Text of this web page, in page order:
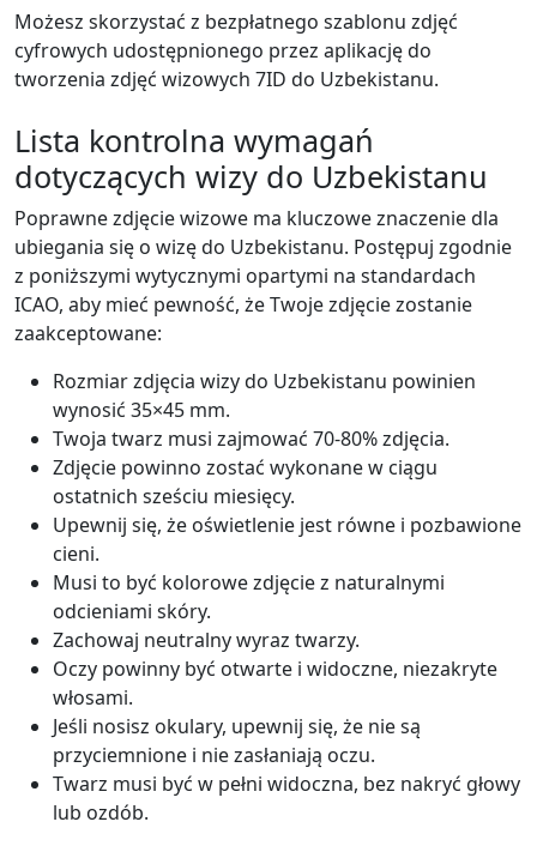
Możesz skorzystać z bezpłatnego szablonu zdjęć
cyfrowych udostępnionego przez aplikację do
tworzenia zdjęć wizowych 7ID do Uzbekistanu.
Lista kontrolna wymagań
dotyczących wizy do Uzbekistanu
Poprawne zdjęcie wizowe ma kluczowe znaczenie dla
ubiegania się o wizę do Uzbekistanu. Postępuj zgodnie
z poniższymi wytycznymi opartymi na standardach
ICAO, aby mieć pewność, że Twoje zdjęcie zostanie
zaakceptowane:
Rozmiar zdjęcia wizy do Uzbekistanu powinien
wynosić 35×45 mm.
Twoja twarz musi zajmować 70-80% zdjęcia.
Zdjęcie powinno zostać wykonane w ciągu
ostatnich sześciu miesięcy.
Upewnij się, że oświetlenie jest równe i pozbawione
cieni.
Musi to być kolorowe zdjęcie z naturalnymi
odcieniami skóry.
Zachowaj neutralny wyraz twarzy.
Oczy powinny być otwarte i widoczne, niezakryte
włosami.
Jeśli nosisz okulary, upewnij się, że nie są
przyciemnione i nie zasłaniają oczu.
Twarz musi być w pełni widoczna, bez nakryć głowy
lub ozdób.